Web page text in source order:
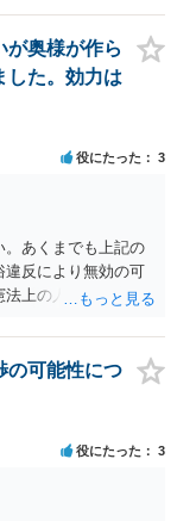
準はありません。
無効になり得ます
に反するほど高額
どうかというより
えいただくといい
手も納得できるか
の内容からは判断
意することはリス
項を記載するべき
する回答は以上で
、お近くの弁護士に
等を求めることを
幸いです。
的損害が発生したと
る可能性も低いので
が奥様が作ら
した。効力は
役にたった 3
。あくまでも上記の
違反により無効の可
法上の人権を侵害し
い。
の可能性につ
役にたった 3